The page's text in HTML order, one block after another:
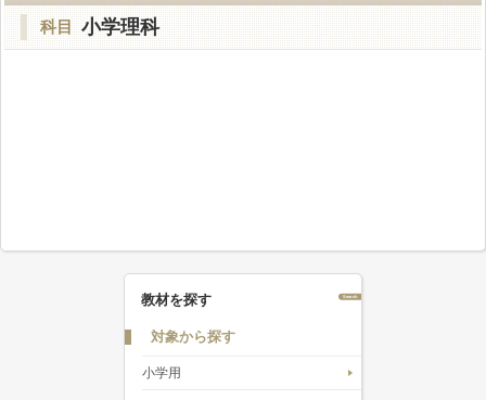
教材を探す
対象から探す
小学用
科目 小学理科